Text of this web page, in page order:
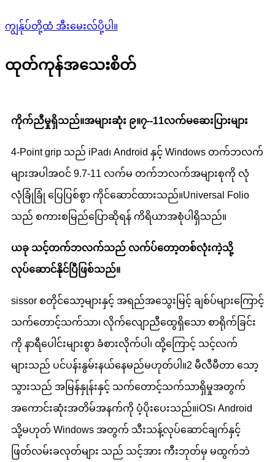
ကျွန်ုပ်တို့ထံ အီးမေးလ်ပို့ပါ။
ထုတ်ကုန်အသေးစိတ်
ကိုက်ညီမှုရှိသည်။အများဆုံး ၉။၇--11လက်မဆေးပြားများ
4-Point grip သည် iPad၊ Android နှင့် Windows တက်ဘလက်
များအပါအဝင် 9.7-11 လက်မ တက်ဘလက်အများစုကို လုံ
လုံခြုံခြုံ ပြေပြစ်စွာ ကိုင်ဆောင်ထားသည်။Universal Folio
သည် စကားစမြည်ပြောဆိုရန် ကိရိယာအစုံပါရှိသည်။
ယခု သင့်တက်ဘလက်သည် လက်ပ်တော့တစ်လုံးကဲ့သို့
လုပ်ဆောင်နိုင်ပြီဖြစ်သည်။
sissor စတိုင်သော့များနှင့် အရည်အသွေးမြင့် ချစ်ပ်များကြောင့်
သက်တောင့်သက်သာ၊ လိုက်လျောညီထွေရှိသော စာရိုက်ခြင်း
ကို နာရီပေါင်းများစွာ ခံစားလိုက်ပါ၊ ထို့ကြောင့် သင့်လက်
များသည် ပင်ပန်းနွမ်းနယ်နေမည်မဟုတ်ပါ။2 မီလီမီတာ သော့
သွားသည် အမြန်နှုန်းနှင့် သက်တောင့်သက်သာရှိမှုအတွက်
အကောင်းဆုံးအတိမ်အနက်ကို ပံ့ပိုးပေးသည်။iOS၊ Android
သို့မဟုတ် Windows အတွက် သီးသန့်လုပ်ဆောင်ချက်နှင့်
ဖြတ်လမ်းခလုတ်များ သည် သင့်အား ကီးဘုတ်မှ မထွက်ဘဲ